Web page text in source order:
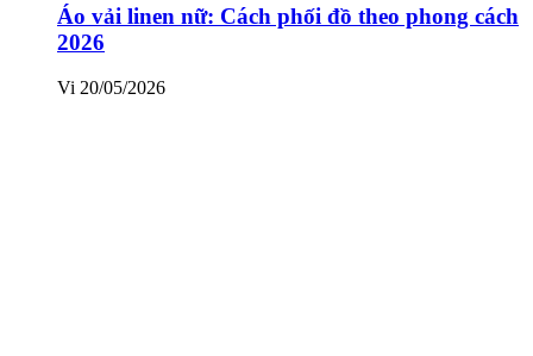
Áo vải linen nữ: Cách phối đồ theo phong cách
2026
Vi 20/05/2026